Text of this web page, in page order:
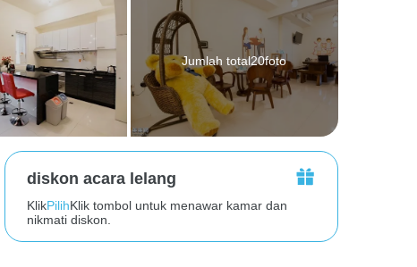
Jumlah total20foto
diskon acara lelang
KlikPilihKlik tombol untuk menawar kamar dan
nikmati diskon.